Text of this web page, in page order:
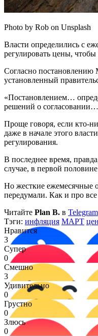
Photo by Rob on Unsplash
Власти определились с
регулировать цены,
Согласно постановлению
установленный
«Постановлением…
решений о
Проще говоря, если кто-
даже в начале этого
регулирования.
В последнее время,
случае, в первой
Но жесткие ежемесячные
передумали. Как и про
Читайте Plan B. в Telegram
Тэги: инфляция МАРТ
Нравится
3
Супер
0
Смешно
3
Удивительно
0
Грустно
0
Злюсь
0